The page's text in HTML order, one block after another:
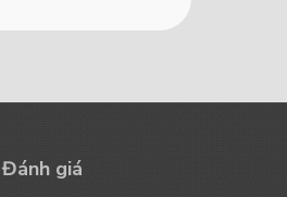
Đánh giá